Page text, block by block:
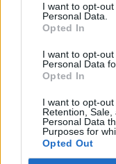
I want to opt-
Personal Data.
Opted In
I want to opt-
Personal Data
Opted In
I want to opt-out
Retention,
Personal Data
Purposes for
Opted Out
Prisijunkite
Vos